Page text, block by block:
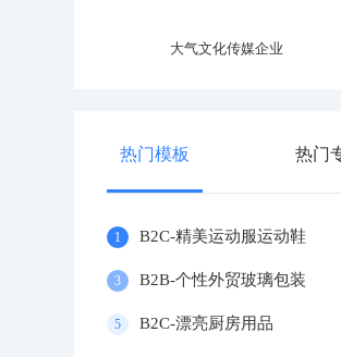
大气文化传媒企业
热门模板 热门
1 B2C-精美运动服运动鞋
3 B2B-个性外贸玻璃包装
5 B2C-漂亮厨房用品